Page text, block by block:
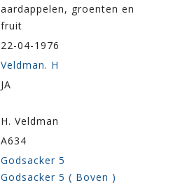
aardappelen, groenten en
fruit
22-04-1976
Veldman. H
JA
H. Veldman
A634
Godsacker 5
Godsacker 5 ( Boven )